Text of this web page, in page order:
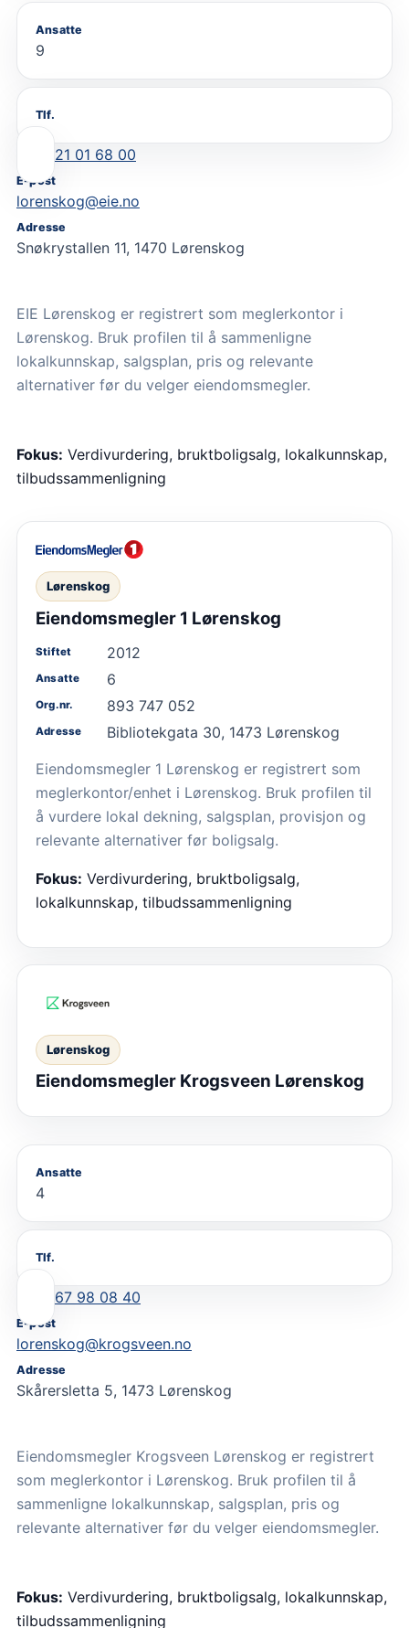
Ansatte
9
Tlf.
21 01 68 00
E-post
lorenskog@eie.no
Adresse
Snøkrystallen 11, 1470 Lørenskog
EIE Lørenskog er registrert som meglerkontor i
Lørenskog. Bruk profilen til å sammenligne
lokalkunnskap, salgsplan, pris og relevante
alternativer før du velger eiendomsmegler.
Fokus: Verdivurdering, bruktboligsalg, lokalkunnskap,
tilbudssammenligning
Lørenskog
Eiendomsmegler 1 Lørenskog
Stiftet 2012
Ansatte 6
Org.nr. 893 747 052
Adresse
Bibliotekgata 30, 1473 Lørenskog
Eiendomsmegler 1 Lørenskog er registrert som
meglerkontor/enhet i Lørenskog. Bruk profilen til
å vurdere lokal dekning, salgsplan, provisjon og
relevante alternativer før boligsalg.
Fokus: Verdivurdering, bruktboligsalg,
lokalkunnskap, tilbudssammenligning
Lørenskog
Eiendomsmegler Krogsveen Lørenskog
Ansatte
4
Tlf.
67 98 08 40
E-post
lorenskog@krogsveen.no
Adresse
Skårersletta 5, 1473 Lørenskog
Eiendomsmegler Krogsveen Lørenskog er registrert
som meglerkontor i Lørenskog. Bruk profilen til å
sammenligne lokalkunnskap, salgsplan, pris og
relevante alternativer før du velger eiendomsmegler.
Fokus: Verdivurdering, bruktboligsalg, lokalkunnskap,
tilbudssammenligning